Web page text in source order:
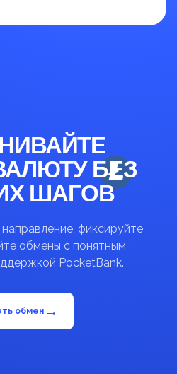
БЕЗ
ШАГОВ
фиксируйте
обмены с понятным
PocketBank.
обмен→